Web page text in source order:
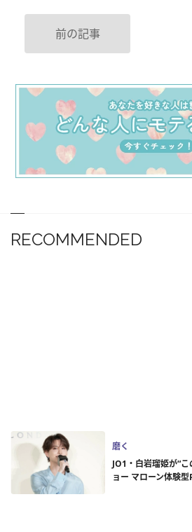
前の記事
RECOMMENDED
磨く
JO1・白岩瑠姫が“
ョー マローン体験